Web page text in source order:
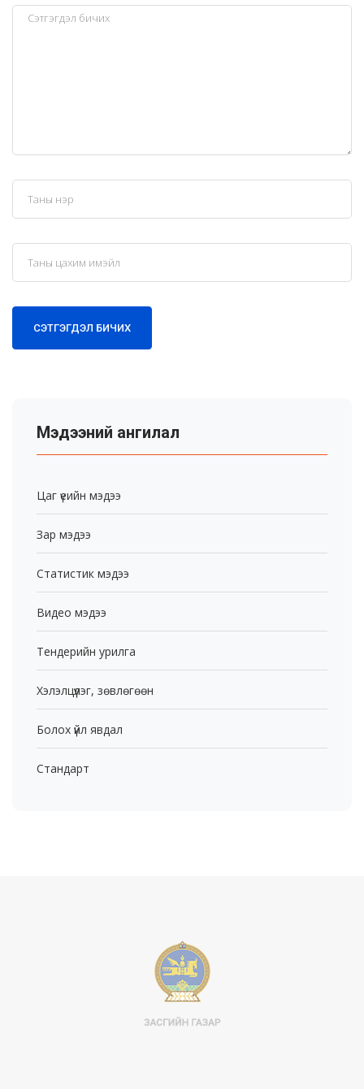
СЭТГЭГДЭЛ БИЧИХ
Мэдээний ангилал
Цаг үеийн мэдээ
Зар мэдээ
Статистик мэдээ
Видео мэдээ
Тендерийн урилга
Хэлэлцүүлэг, зөвлөгөөн
Болох үйл явдал
Стандарт